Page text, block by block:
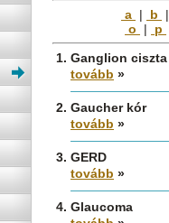
a | b |
o
| p
Ganglion ciszta
tovább »
Gaucher kór
tovább »
GERD
tovább »
Glaucoma